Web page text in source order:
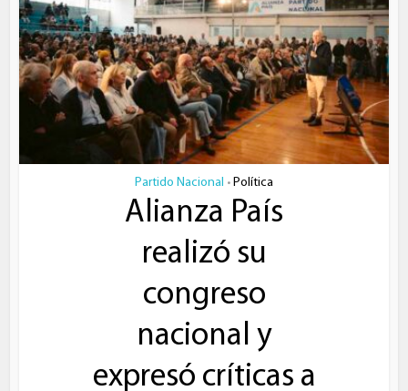
Partido Nacional • Política
Alianza País
realizó su
congreso
nacional y
expresó críticas a